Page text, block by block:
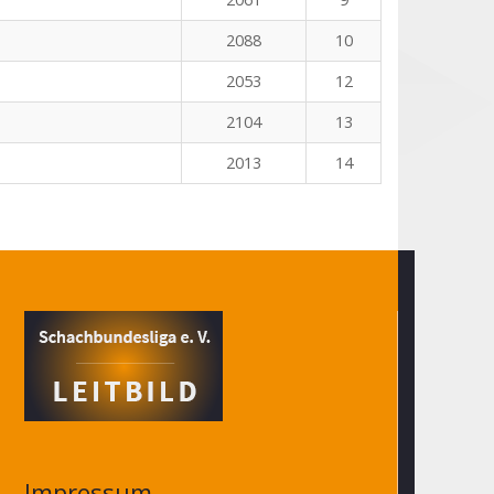
2088
10
2053
12
2104
13
2013 14